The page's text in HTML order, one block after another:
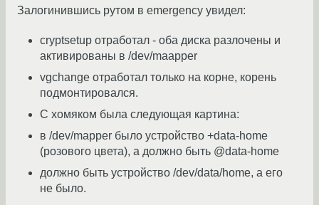
Залогинившись рутом в emergency увидел:
cryptsetup отработал - оба диска разлочены и
активированы в /dev/maapper
vgchange отработал только на корне, корень
подмонтировался.
С хомяком была следующая картина:
в /dev/mapper было устройство +data-home
(розового цвета), а должно быть @data-home
должно быть устройство /dev/data/home, а его
не было.